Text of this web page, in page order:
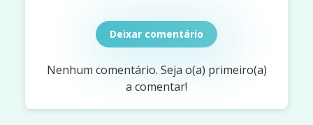
Deixar comentário
Nenhum comentário. Seja o(a) primeiro(a)
a comentar!